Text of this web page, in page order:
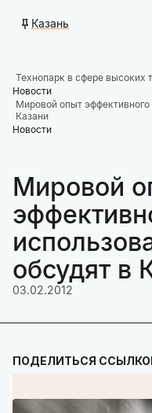
Казань
Технопарк в сфере высоких
Новости
Мировой опыт
Казани
Новости
Мировой
обсудят в
03.02.2012
ПОДЕЛИТЬСЯ